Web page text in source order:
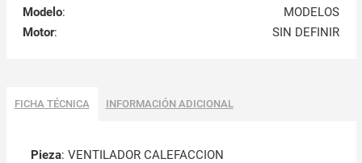
Modelo:
MODELOS
Motor: SIN DEFINIR
FICHA TÉCNICA INFORMACIÓN ADICIONAL
Pieza: VENTILADOR CALEFACCION